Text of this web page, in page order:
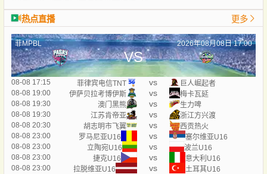
热点直播 更多
菲MPBL 2026年08月08日 17:00
VS
08-08 17:15 菲律宾电信TNT vs
巨人崛起者
08-08 19:00
伊萨贝拉考博伊斯 vs
梅卡瓦延
08-08 19:30
澳门黑熊 vs
生力啤
08-08 19:30
江苏肯帝亚 vs
浙江方兴渡
08-08 20:30
胡志明市飞翼 vs
西贡热火
08-08 23:00
罗马尼亚U16 vs
塞尔维亚U16
08-08 23:00
立陶宛U16 vs
波兰U16
08-08 23:00
捷克U16 vs
意大利U16
08-08 23:00
拉脱维亚U16 vs 土耳其U16